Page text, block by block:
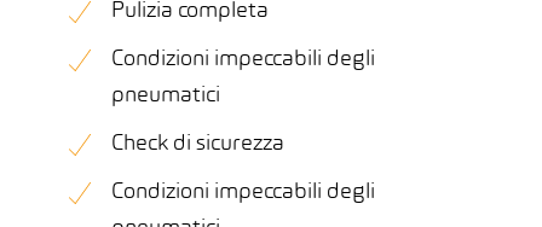
Pulizia completa
Condizioni impeccabili degli
pneumatici
Check di sicurezza
Condizioni impeccabili degli